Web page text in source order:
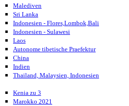
Malediven
Sri Lanka
Indonesien - Flores,Lombok,Bali
Indonesien - Sulawesi
Laos
Autonome tibetische Praefektur
China
Indien
Thailand, Malaysien, Indonesien
Kenia zu 3
Marokko 2021